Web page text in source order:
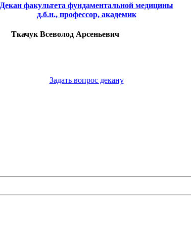
Декан факультета фундаментальной медицины
д.б.н., профессор, академик
Ткачук Всеволод Арсеньевич
Задать вопрос декану